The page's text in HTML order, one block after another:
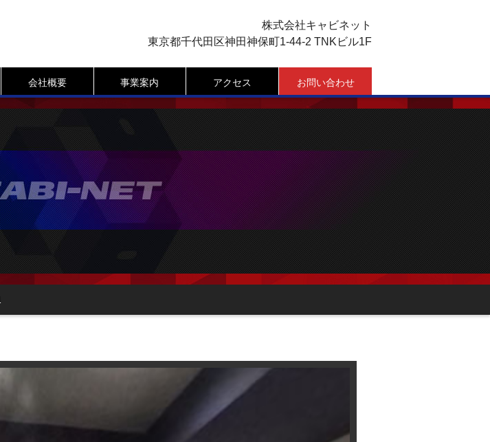
株式会社キャビネット
東京都千代田区神田神保町1-44-2 TNKビル1F
会社概要 事業案内 アクセス お問い合わせ